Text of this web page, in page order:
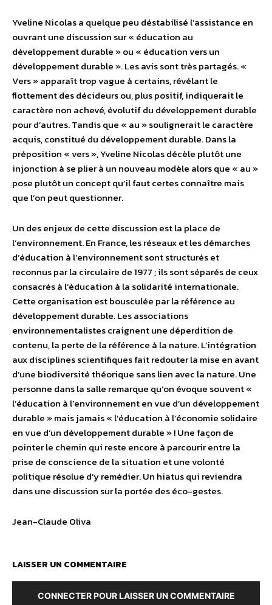
Yveline Nicolas a quelque peu déstabilisé l’assistance en
ouvrant une discussion sur « éducation au
développement durable » ou « éducation vers un
développement durable ». Les avis sont très partagés. «
Vers » apparaît trop vague à certains, révélant le
flottement des décideurs ou, plus positif, indiquerait le
caractère non achevé, évolutif du développement durable
pour d’autres. Tandis que « au » soulignerait le caractère
acquis, constitué du développement durable. Dans la
préposition « vers », Yveline Nicolas décèle plutôt une
injonction à se plier à un nouveau modèle alors que « au »
pose plutôt un concept qu’il faut certes connaître mais
que l’on peut questionner.
Un des enjeux de cette discussion est la place de
l’environnement. En France, les réseaux et les démarches
d’éducation à l’environnement sont structurés et
reconnus par la circulaire de 1977 ; ils sont séparés de ceux
consacrés à l’éducation à la solidarité internationale.
Cette organisation est bousculée par la référence au
développement durable. Les associations
environnementalistes craignent une déperdition de
contenu, la perte de la référence à la nature. L’intégration
aux disciplines scientifiques fait redouter la mise en avant
d’une biodiversité théorique sans lien avec la nature. Une
personne dans la salle remarque qu’on évoque souvent «
l’éducation à l’environnement en vue d’un développement
durable » mais jamais « l’éducation à l’économie solidaire
en vue d’un développement durable » ! Une façon de
pointer le chemin qui reste encore à parcourir entre la
prise de conscience de la situation et une volonté
politique résolue d’y remédier. Un hiatus qui reviendra
dans une discussion sur la portée des éco-gestes.
Jean-Claude Oliva
LAISSER UN COMMENTAIRE
CONNECTER POUR LAISSER UN COMMENTAIRE